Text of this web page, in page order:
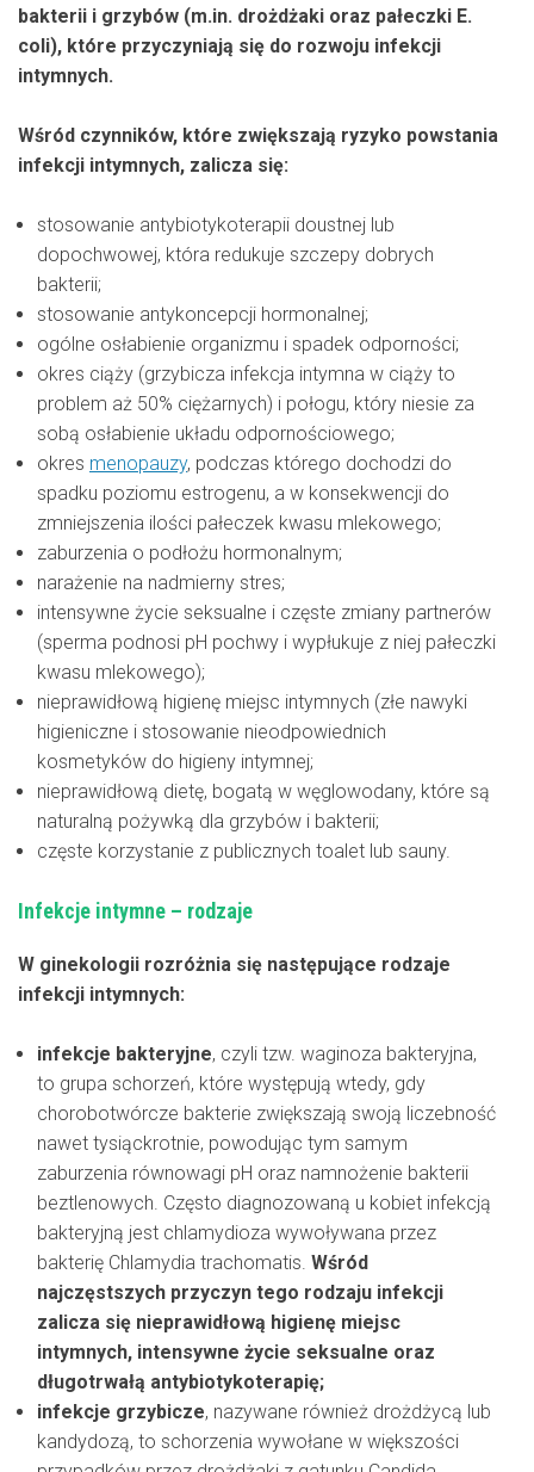
bakterii i grzybów (m.in. drożdżaki oraz pałeczki E.
coli), które przyczyniają się do rozwoju infekcji
intymnych.
Wśród czynników, które zwiększają ryzyko powstania
infekcji intymnych, zalicza się:
stosowanie antybiotykoterapii doustnej lub
dopochwowej, która redukuje szczepy dobrych
bakterii;
stosowanie antykoncepcji hormonalnej;
ogólne osłabienie organizmu i spadek odporności;
okres ciąży (grzybicza infekcja intymna w ciąży to
problem aż 50% ciężarnych) i połogu, który niesie za
sobą osłabienie układu odpornościowego;
okres menopauzy, podczas którego dochodzi do
spadku poziomu estrogenu, a w konsekwencji do
zmniejszenia ilości pałeczek kwasu mlekowego;
zaburzenia o podłożu hormonalnym;
narażenie na nadmierny stres;
intensywne życie seksualne i częste zmiany partnerów
(sperma podnosi pH pochwy i wypłukuje z niej pałeczki
kwasu mlekowego);
nieprawidłową higienę miejsc intymnych (złe nawyki
higieniczne i stosowanie nieodpowiednich
kosmetyków do higieny intymnej;
nieprawidłową dietę, bogatą w węglowodany, które są
naturalną pożywką dla grzybów i bakterii;
częste korzystanie z publicznych toalet lub sauny.
Infekcje intymne – rodzaje
W ginekologii rozróżnia się następujące rodzaje
infekcji intymnych:
infekcje bakteryjne, czyli tzw. waginoza bakteryjna,
to grupa schorzeń, które występują wtedy, gdy
chorobotwórcze bakterie zwiększają swoją liczebność
nawet tysiąckrotnie, powodując tym samym
zaburzenia równowagi pH oraz namnożenie bakterii
beztlenowych. Często diagnozowaną u kobiet infekcją
bakteryjną jest chlamydioza wywoływana przez
bakterię Chlamydia trachomatis. Wśród
najczęstszych przyczyn tego rodzaju infekcji
zalicza się nieprawidłową higienę miejsc
intymnych, intensywne życie seksualne oraz
długotrwałą antybiotykoterapię;
infekcje grzybicze, nazywane również drożdżycą lub
kandydozą, to schorzenia wywołane w większości